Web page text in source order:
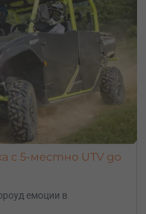
с 5-местно UTV до
емоции в